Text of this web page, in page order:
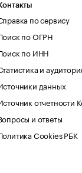
по сервису
по ОГРН
по ИНН
и
данных
отчетности
и ответы
Cookies РБК